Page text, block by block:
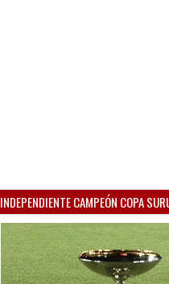
INDEPENDIENTE CAMPEÓN COPA